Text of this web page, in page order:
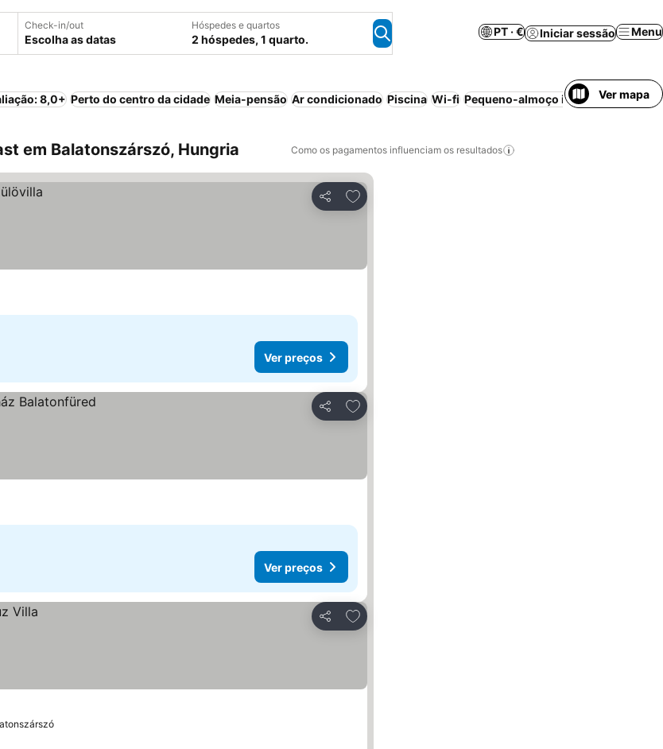
Check-in/out
Escolha as datas
Hóspedes e quartos
2 hóspedes, 1 quarto.
PT · € Iniciar sessão Menu
8,0+ Perto do centro da cidade Meia-pensão Ar condicionado Piscina Wi-fi Pequeno-almoço incluído Casa de
Ver mapa
em Balatonszárszó, Hungria Como os pagamentos influenciam os resultados
Partilhar
Adicionar aos favoritos
Ver preços
Partilhar
Adicionar aos favoritos
Ver preços
Partilhar
Adicionar aos favoritos